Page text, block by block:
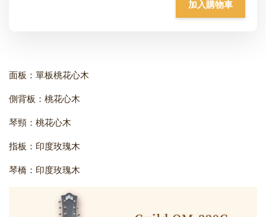
加入購物車
面板：單板桃花心木
側背板：桃花心木
琴頸：桃花心木
指板：印度玫瑰木
琴橋：印度玫瑰木